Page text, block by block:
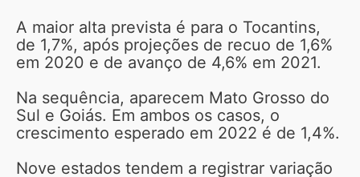
A maior alta prevista é para o Tocantins,
de 1,7%, após projeções de recuo de 1,6%
em 2020 e de avanço de 4,6% em 2021.
Na sequência, aparecem Mato Grosso do
Sul e Goiás. Em ambos os casos, o
crescimento esperado em 2022 é de 1,4%.
Nove estados tendem a registrar variação